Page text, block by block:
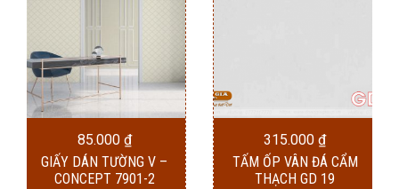
85.000 ₫
GIẤY DÁN TƯỜNG V –
CONCEPT 7901-2
315.000 ₫
TẤM ỐP VÂN ĐÁ CẨM
THẠCH GD 19